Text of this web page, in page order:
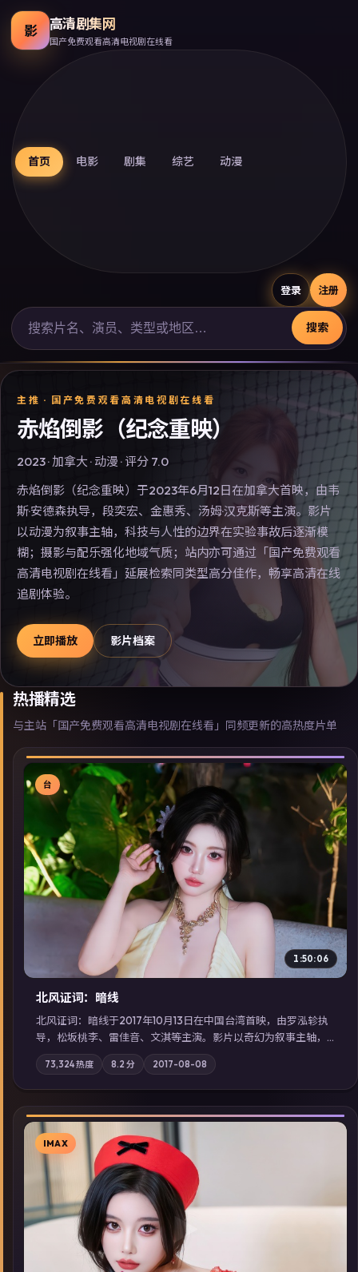
影 高清剧集网
国产免费观看高清电视剧在线看
首页 电影 剧集 综艺 动漫
登录 注册
搜索
主推 · 国产免费观看高清电视剧在线看
赤焰倒影（纪念重映）
2023·加拿大· 动漫 · 评分 7.0
赤焰倒影（纪念重映）于2023年6月12日在加拿大首映，由韦
斯·安德森执导，段奕宏、金惠秀、汤姆·汉克斯等主演。影片
以动漫为叙事主轴，科技与人性的边界在实验事故后逐渐模
糊；摄影与配乐强化地域气质；站内亦可通过「国产免费观看
高清电视剧在线看」延展检索同类型高分佳作，畅享高清在线
追剧体验。
立即播放 影片档案
热播精选
与主站「国产免费观看高清电视剧在线看」同频更新的高热度片单
▶
台
1:50:06
北风证词：暗线
北风证词：暗线于2017年10月13日在中国台湾首映，由罗泓轸执
导，松坂桃李、雷佳音、文淇等主演。影片以奇幻为叙事主轴，
旧案重提，真相与谎言在同一条时间线上交锋；摄影与配乐强化
地域气质；站内亦可通过「国产免费观看高清电视剧在线看」延
展检索同类型高分佳作，畅享高清在线追剧体验。
73,324热度 8.2 分 2017-08-08
▶
IMAX